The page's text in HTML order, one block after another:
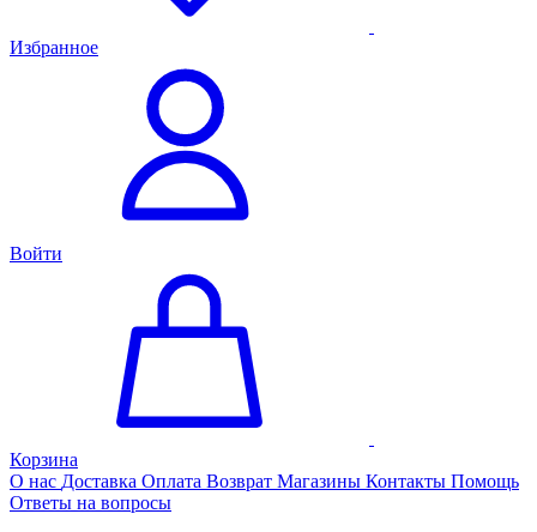
Избранное
Войти
Корзина
О нас Доставка Оплата Возврат Магазины Контакты Помощь
Ответы на вопросы